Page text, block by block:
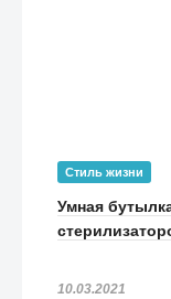
Стиль жизни
Умная
10.03.2021